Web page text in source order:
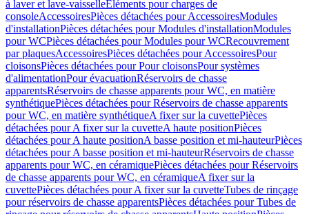
à laver et lave-vaisselleEléments pour charges de
consoleAccessoiresPièces détachées pour AccessoiresModules
d'installationPièces détachées pour Modules d'installationModules
pour WCPièces détachées pour Modules pour WCRecouvrement
par plaquesAccessoiresPièces détachées pour AccessoiresPour
cloisonsPièces détachées pour Pour cloisonsPour systèmes
d'alimentationPour évacuationRéservoirs de chasse
apparentsRéservoirs de chasse apparents pour WC, en matière
synthétiquePièces détachées pour Réservoirs de chasse apparents
pour WC, en matière synthétiqueA fixer sur la cuvettePièces
détachées pour A fixer sur la cuvetteA haute positionPièces
détachées pour A haute positionA basse position et mi-hauteurPièces
détachées pour A basse position et mi-hauteurRéservoirs de chasse
apparents pour WC, en céramiquePièces détachées pour Réservoirs
de chasse apparents pour WC, en céramiqueA fixer sur la
cuvettePièces détachées pour A fixer sur la cuvetteTubes de rinçage
pour réservoirs de chasse apparentsPièces détachées pour Tubes de